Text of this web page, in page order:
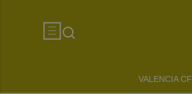
VALENCIA CF